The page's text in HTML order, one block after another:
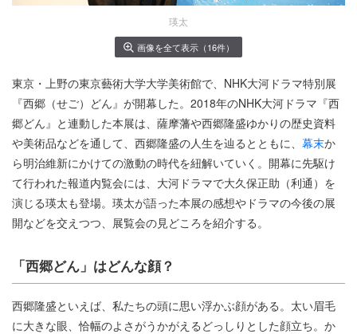
瑛太
画像を全て表示（16件）
東京・上野の東京藝術大学大学美術館で、NHK大河ドラマ特別展
『西郷（せご）どん』が開幕した。2018年のNHK大河ドラマ『西
郷どん』と連動した本展は、薩摩藩や西郷隆盛ゆかりの歴史資料
や美術品などを通して、西郷隆盛の人生を辿るとともに、 幕末か
ら明治維新にかけての激動の時代を紐解いていく。開幕に先駆け
て行われた報道内覧会には、大河ドラマで大久保正助（利通）を
演じる瑛太も登場。瑛太が語った本展の感想やドラマの今後の展
開などを交えつつ、展覧会の見どころを紹介する。
「西郷どん」はどんな顔？
西郷隆盛といえば、私たちの頭に思い浮かぶ顔がある。太い眉毛
に大きな眼、恰幅のよさがうかがえるどっしりとした顔立ち。か